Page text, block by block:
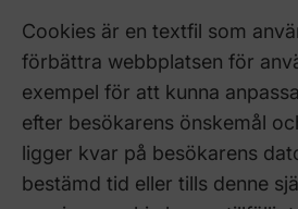
Cookies är en textfil som
förbättra webbplatsen för
exempel för att kunna
efter besökarens önskemål
ligger kvar på besökarens
bestämd tid eller tills denne